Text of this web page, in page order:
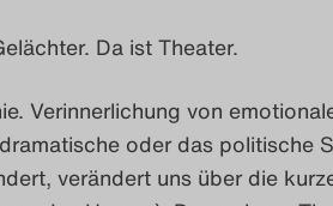
Da ist Theater.
Verinnerlichung von
oder das politische
verändert uns über die